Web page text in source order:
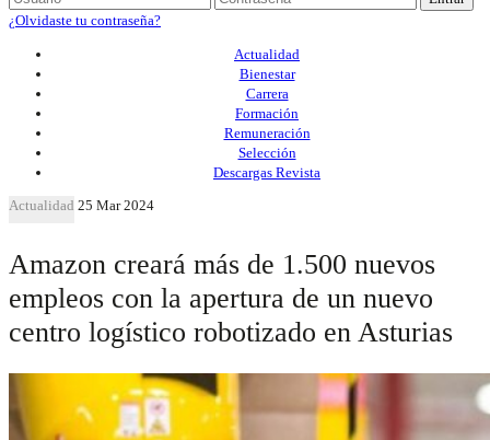
¿Olvidaste tu contraseña?
Actualidad
Bienestar
Carrera
Formación
Remuneración
Selección
Descargas Revista
Actualidad 25 Mar 2024
Amazon creará más de 1.500 nuevos
empleos con la apertura de un nuevo
centro logístico robotizado en Asturias